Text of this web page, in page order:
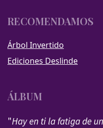
RECOMENDAMOS
Árbol Invertido
Ediciones Deslinde
ÁLBUM
"Hay en ti la fatiga de